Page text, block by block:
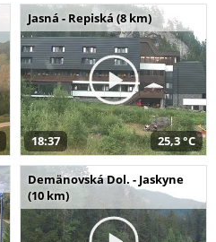
Jasná - Repiská (8 km)
18:37 25,3 °C
Demänovská Dol. - Jaskyne
(10 km)